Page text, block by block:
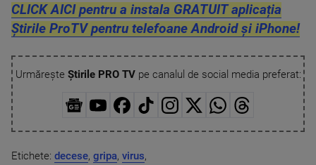
CLICK AICI pentru a instala GRATUIT aplicația
Știrile ProTV pentru telefoane Android și iPhone!
Urmărește Știrile PRO TVpe canalul de social media preferat:
Etichete: decese, gripa, virus,